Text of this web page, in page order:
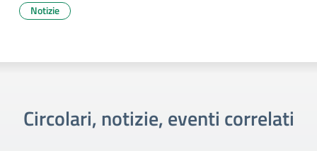
Notizie
Circolari, notizie, eventi correlati